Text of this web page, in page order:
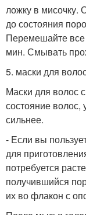
ложку в мисочку.
до состояния
Перемешайте все
мин. Смывать
5. маски для
Маски для волос
состояние волос,
сильнее.
- Если вы
для
потребуется
получившийся
их во флакон с